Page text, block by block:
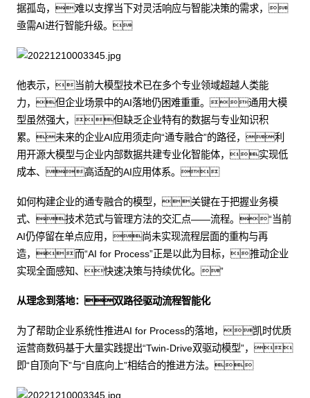
据孤岛，难以支撑当下对灵活响应与智能决策的需求，
亟需AI进行智能升级。
他表示，当前大模型技术已在多个专业领域超越人类能
力，但企业场景中的AI落地仍困难重重。通用大模
型虽然强大，但缺乏企业特有的数据与专业知识积
累。未来的企业AI应用须走向“通专融合”的路径，利
用开源大模型与企业内部数据共建专业化智能体，实现低
成本、高适配的AI应用体系。
如何构建企业的通专融合的模型，关键在于把握业务模
式、技术范式与管理方法的交汇点——流程。“当前
AI仍停留在单点应用，尚未实现流程层面的重构与再
造，而“AI for Process”正是以此为目标，推动企业
实现全面感知、快速决策与持续优化。”
从理念到落地：双路径驱动流程智能化
为了帮助企业系统性推进AI for Process的落地，凯时优质
运营商数码基于大量实践提出“Twin-Drive双驱动模型”，
即“自顶向下”与“自底向上”相结合的推进方法。